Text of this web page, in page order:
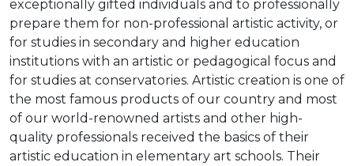
exceptionally gifted individuals and to professionally
prepare them for non-professional artistic activity, or
for studies in secondary and higher education
institutions with an artistic or pedagogical focus and
for studies at conservatories. Artistic creation is one of
the most famous products of our country and most
of our world-renowned artists and other high-
quality professionals received the basics of their
artistic education in elementary art schools. Their